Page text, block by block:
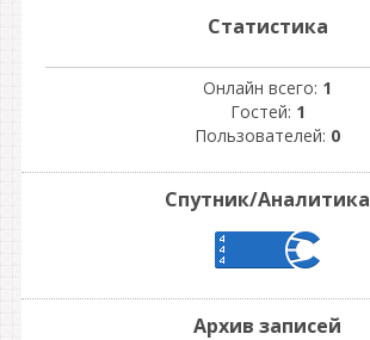
Статистика
Онлайн всего: 1
Гостей: 1
Пользователей: 0
Спутник/Аналитика
Архив записей